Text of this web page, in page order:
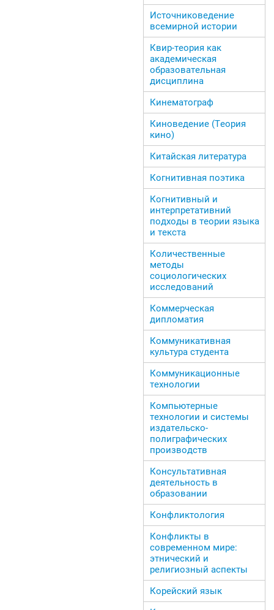
Источниковедение
всемирной истории
Квир-теория как
академическая
образовательная
дисциплина
Кинематограф
Киноведение (Теория
кино)
Китайская литература
Когнитивная поэтика
Когнитивный и
интерпретативний
подходы в теории языка
и текста
Количественные
методы
социологических
исследований
Коммерческая
дипломатия
Коммуникативная
культура студента
Коммуникационные
технологии
Компьютерные
технологии и системы
издательско-
полиграфических
производств
Консультативная
деятельность в
образовании
Конфликтология
Конфликты в
современном мире:
этнический и
религиозный аспекты
Корейский язык